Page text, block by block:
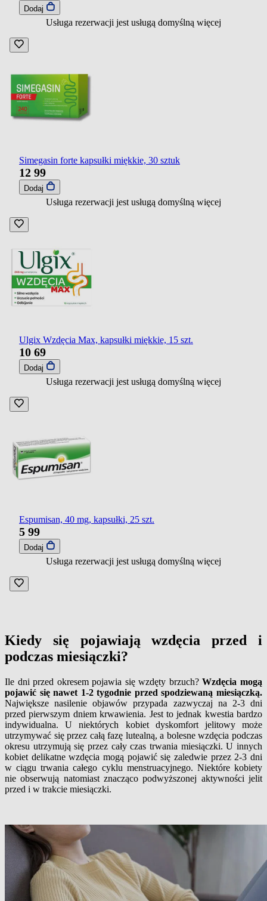
Dodaj
Usługa rezerwacji jest usługą domyślną więcej
Simegasin forte kapsułki miękkie, 30 sztuk
12 99
Dodaj
Usługa rezerwacji jest usługą domyślną więcej
Ulgix Wzdęcia Max, kapsułki miękkie, 15 szt.
10 69
Dodaj
Usługa rezerwacji jest usługą domyślną więcej
Espumisan, 40 mg, kapsułki, 25 szt.
5 99
Dodaj
Usługa rezerwacji jest usługą domyślną więcej
Kiedy się pojawiają wzdęcia przed i
podczas miesiączki?
Ile dni przed okresem pojawia się wzdęty brzuch?Wzdęcia mogą
pojawić się nawet 1-2 tygodnie przed spodziewaną miesiączką.
Największe nasilenie objawów przypada zazwyczaj na 2-3 dni
przed pierwszym dniem krwawienia. Jest to jednak kwestia bardzo
indywidualna. U niektórych kobiet dyskomfort jelitowy może
utrzymywać się przez całą fazę lutealną, a bolesne wzdęcia podczas
okresu utrzymują się przez cały czas trwania miesiączki. U innych
kobiet delikatne wzdęcia mogą pojawić się zaledwie przez 2-3 dni
w ciągu trwania całego cyklu menstruacyjnego. Niektóre kobiety
nie obserwują natomiast znacząco podwyższonej aktywności jelit
przed i w trakcie miesiączki.